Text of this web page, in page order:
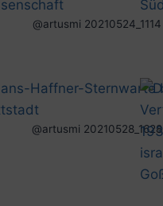
@artusmi 20210524_1114
@artusmi 20210528_1628